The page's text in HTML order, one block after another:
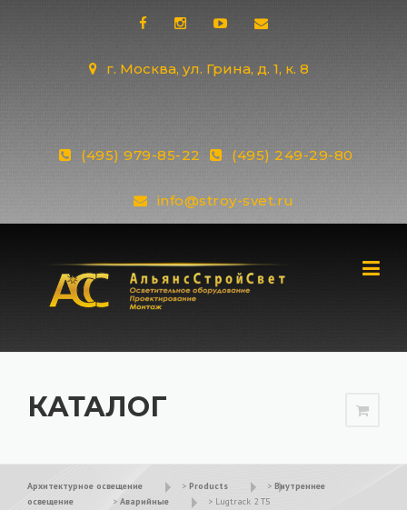
г. Москва, ул. Грина, д. 1, к. 8
(495) 979-85-22 (495) 249-29-80
info@stroy-svet.ru
КАТАЛОГ
Архитектурное освещение > Products > Внутреннее
освещение
> Аварийные > Lugtrack 2 T5